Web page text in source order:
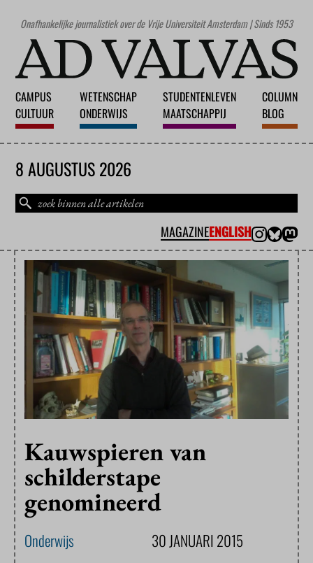
Onafhankelijke journalistiek over de Vrije Universiteit Amsterdam | Sinds 1953
CAMPUS
CULTUUR
WETENSCHAP
ONDERWIJS
STUDENTENLEVEN
MAATSCHAPPIJ
COLUMN
BLOG
8 AUGUSTUS 2026
MAGAZINEENGLISH
Kauwspieren van
schilderstape
genomineerd
Onderwijs 30 JANUARI 2015